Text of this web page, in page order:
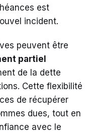
est
incident.
peuvent être
partiel
de la dette
Cette flexibilité
de récupérer
dues, tout en
avec le